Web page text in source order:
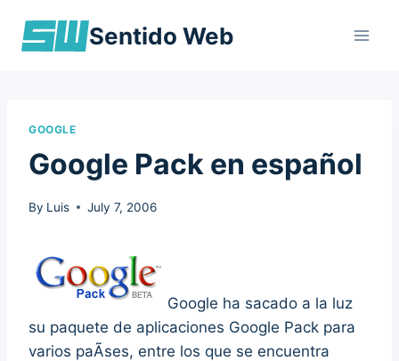
Sentido Web
GOOGLE
Google Pack en español
By Luis July 7, 2006
Google ha sacado a la luz
su paquete de aplicaciones Google Pack para
varios paÃ­ses, entre los que se encuentra